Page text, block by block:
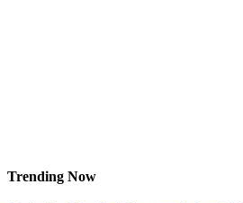
Trending Now